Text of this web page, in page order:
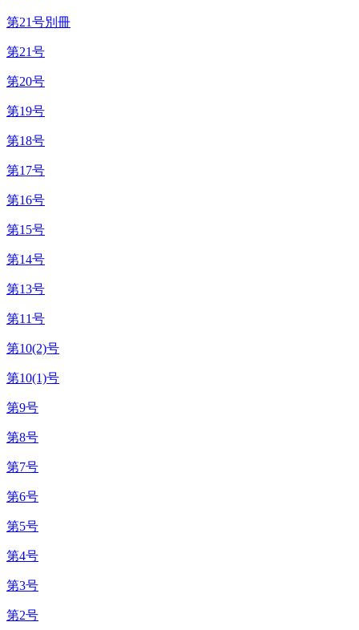
第21号別冊
第21号
第20号
第19号
第18号
第17号
第16号
第15号
第14号
第13号
第11号
第10(2)号
第10(1)号
第9号
第8号
第7号
第6号
第5号
第4号
第3号
第2号